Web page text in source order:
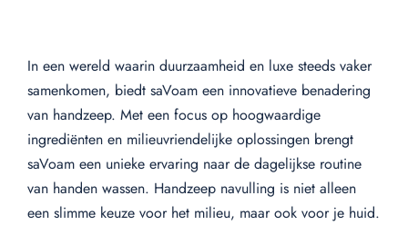
In een wereld waarin duurzaamheid en luxe steeds vaker
samenkomen, biedt saVoam een innovatieve benadering
van handzeep. Met een focus op hoogwaardige
ingrediënten en milieuvriendelijke oplossingen brengt
saVoam een unieke ervaring naar de dagelijkse routine
van handen wassen. Handzeep navulling is niet alleen
een slimme keuze voor het milieu, maar ook voor je huid.